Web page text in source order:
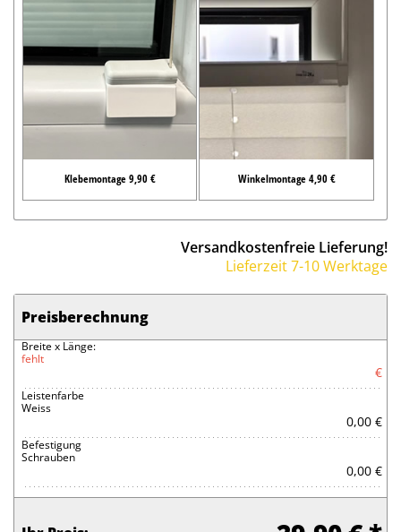
Klebemontage 9,90 € Winkelmontage 4,90 €
Versandkostenfreie Lieferung!
Lieferzeit 7-10 Werktage
Preisberechnung
Breite x Länge:
fehlt
€
Leistenfarbe
Weiss
0,00 €
Befestigung
Schrauben
0,00 €